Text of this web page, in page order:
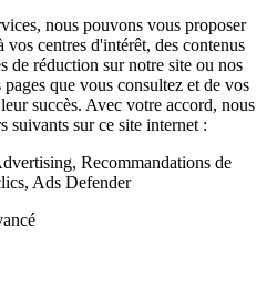
nous pouvons vous proposer
vos centres d'intérêt, des contenus
de réduction sur notre site ou nos
que vous consultez et de vos
succès. Avec votre accord, nous
suivants sur ce site internet :
Recommandations de
Ads Defender